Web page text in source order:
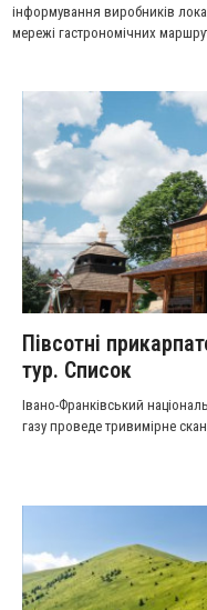
інформування виробників
мережі гастрономічних
Півсотні
тур. Список
Івано-Франківський
газу проведе тривимірне